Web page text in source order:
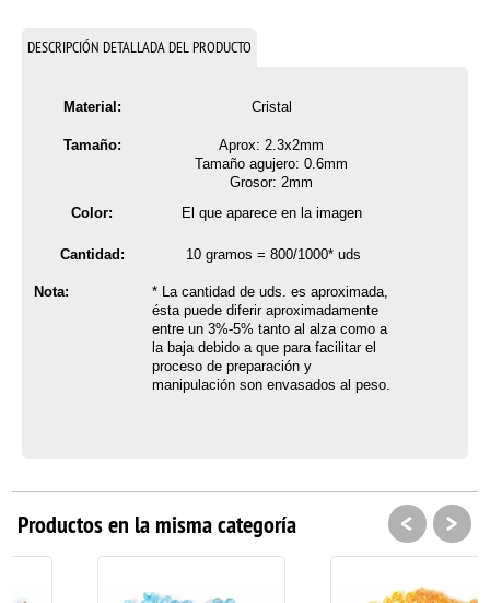
DESCRIPCIÓN DETALLADA DEL PRODUCTO
Material: Cristal
Tamaño:
Aprox: 2.3x2mm
Tamaño agujero: 0.6mm
Grosor: 2mm
Color:
El que aparece en la imagen
Cantidad: 10 gramos = 800/1000* uds
Nota:
* La cantidad de uds. es aproximada,
ésta puede diferir aproximadamente
entre un 3%-5% tanto al alza como a
la baja debido a que para facilitar el
proceso de preparación y
manipulación son envasados al peso.
Productos en la misma categoría < >